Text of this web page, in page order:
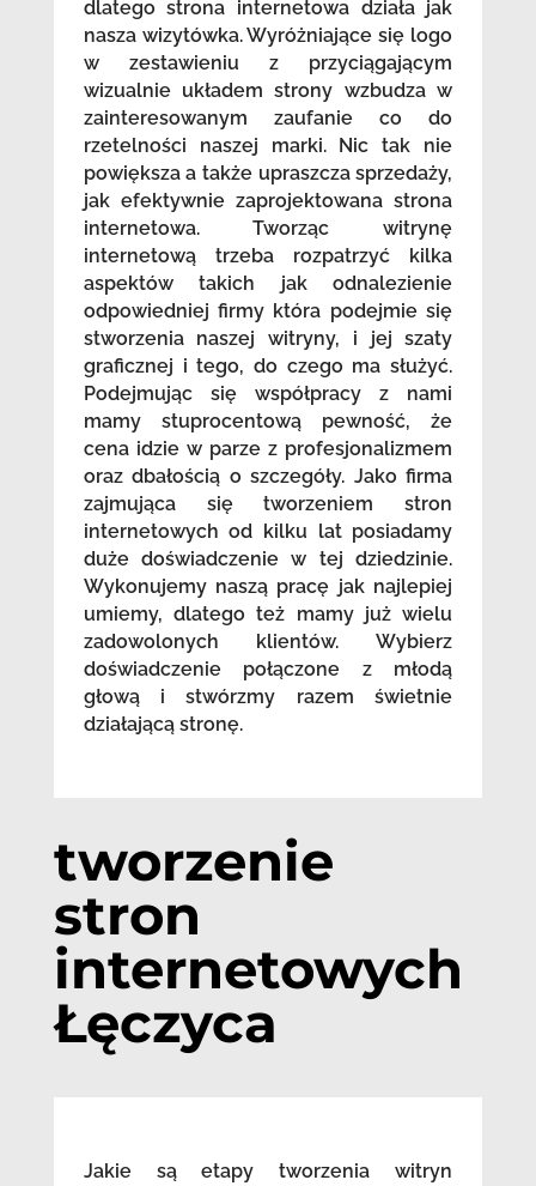
dlatego strona internetowa działa jak
nasza wizytówka. Wyróżniające się logo
w zestawieniu z przyciągającym
wizualnie układem strony wzbudza w
zainteresowanym zaufanie co do
rzetelności naszej marki. Nic tak nie
powiększa a także upraszcza sprzedaży,
jak efektywnie zaprojektowana strona
internetowa. Tworząc witrynę
internetową trzeba rozpatrzyć kilka
aspektów takich jak odnalezienie
odpowiedniej firmy która podejmie się
stworzenia naszej witryny, i jej szaty
graficznej i tego, do czego ma służyć.
Podejmując się współpracy z nami
mamy stuprocentową pewność, że
cena idzie w parze z profesjonalizmem
oraz dbałością o szczegóły. Jako firma
zajmująca się tworzeniem stron
internetowych od kilku lat posiadamy
duże doświadczenie w tej dziedzinie.
Wykonujemy naszą pracę jak najlepiej
umiemy, dlatego też mamy już wielu
zadowolonych klientów. Wybierz
doświadczenie połączone z młodą
głową i stwórzmy razem świetnie
działającą stronę.
tworzenie
stron
internetowych
Łęczyca
Jakie są etapy tworzenia witryn